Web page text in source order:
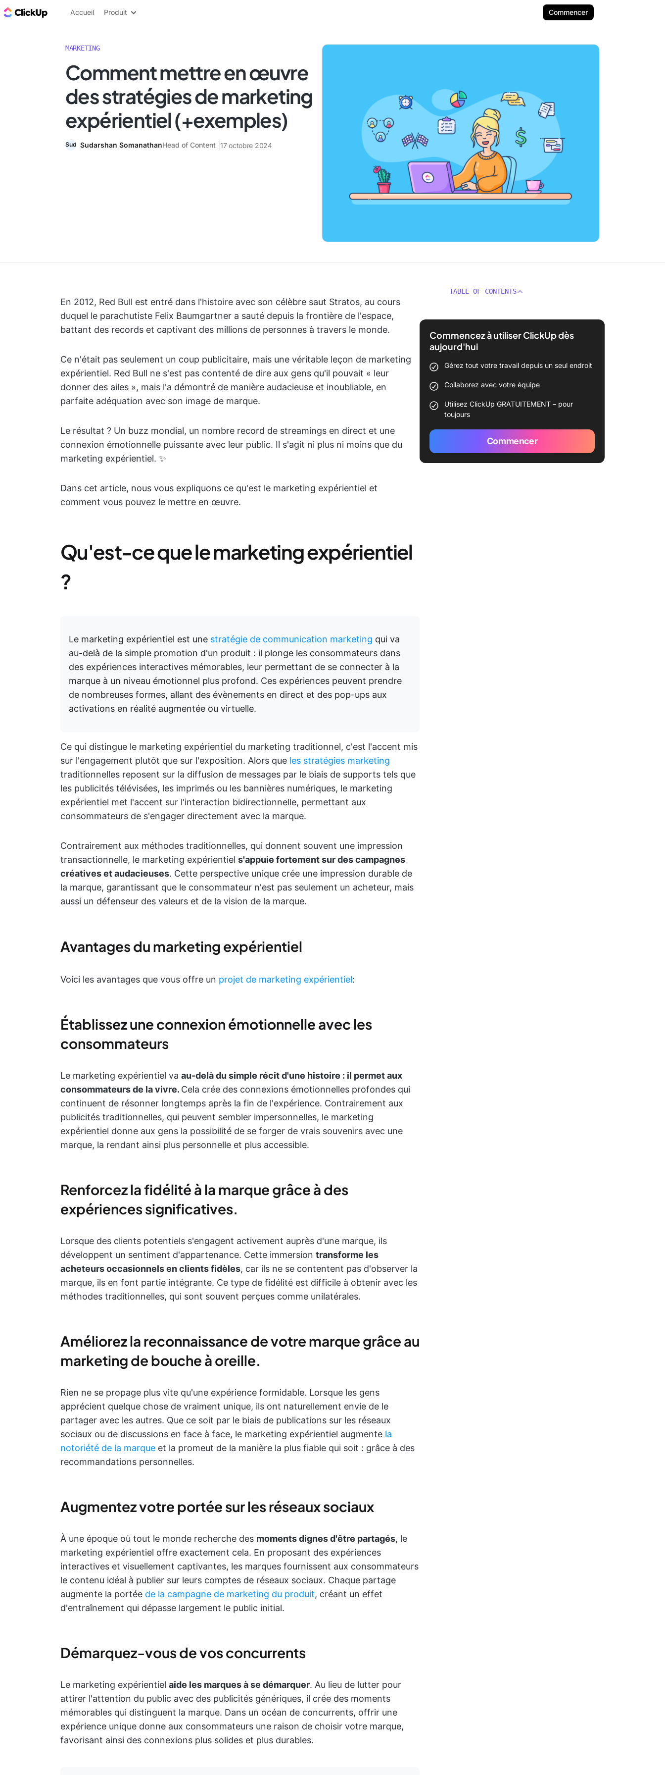
ClickUp Blog
Accueil Produit Commencer
MARKETING
Comment mettre en œuvre
des stratégies de marketing
expérientiel (+exemples)
Sudarshan SomanathanHead of Content 17 octobre 2024
En 2012, Red Bull est entré dans l'histoire avec son célèbre saut Stratos, au cours
duquel le parachutiste Felix Baumgartner a sauté depuis la frontière de l'espace,
battant des records et captivant des millions de personnes à travers le monde.
Ce n'était pas seulement un coup publicitaire, mais une véritable leçon de marketing
expérientiel. Red Bull ne s'est pas contenté de dire aux gens qu'il pouvait « leur
donner des ailes », mais l'a démontré de manière audacieuse et inoubliable, en
parfaite adéquation avec son image de marque.
Le résultat ? Un buzz mondial, un nombre record de streamings en direct et une
connexion émotionnelle puissante avec leur public. Il s'agit ni plus ni moins que du
marketing expérientiel. ✨
Dans cet article, nous vous expliquons ce qu'est le marketing expérientiel et
comment vous pouvez le mettre en œuvre.
Qu'est-ce que le marketing expérientiel
?
Le marketing expérientiel est une stratégie de communication marketing qui va
au-delà de la simple promotion d'un produit : il plonge les consommateurs dans
des expériences interactives mémorables, leur permettant de se connecter à la
marque à un niveau émotionnel plus profond. Ces expériences peuvent prendre
de nombreuses formes, allant des évènements en direct et des pop-ups aux
activations en réalité augmentée ou virtuelle.
Ce qui distingue le marketing expérientiel du marketing traditionnel, c'est l'accent mis
sur l'engagement plutôt que sur l'exposition. Alors que les stratégies marketing
traditionnelles reposent sur la diffusion de messages par le biais de supports tels que
les publicités télévisées, les imprimés ou les bannières numériques, le marketing
expérientiel met l'accent sur l'interaction bidirectionnelle, permettant aux
consommateurs de s'engager directement avec la marque.
Contrairement aux méthodes traditionnelles, qui donnent souvent une impression
transactionnelle, le marketing expérientiel s'appuie fortement sur des campagnes
créatives et audacieuses. Cette perspective unique crée une impression durable de
la marque, garantissant que le consommateur n'est pas seulement un acheteur, mais
aussi un défenseur des valeurs et de la vision de la marque.
Avantages du marketing expérientiel
Voici les avantages que vous offre un projet de marketing expérientiel:
Établissez une connexion émotionnelle avec les
consommateurs
Le marketing expérientiel va au-delà du simple récit d'une histoire : il permet aux
consommateurs de la vivre. Cela crée des connexions émotionnelles profondes qui
continuent de résonner longtemps après la fin de l'expérience. Contrairement aux
publicités traditionnelles, qui peuvent sembler impersonnelles, le marketing
expérientiel donne aux gens la possibilité de se forger de vrais souvenirs avec une
marque, la rendant ainsi plus personnelle et plus accessible.
Renforcez la fidélité à la marque grâce à des
expériences significatives.
Lorsque des clients potentiels s'engagent activement auprès d'une marque, ils
développent un sentiment d'appartenance. Cette immersion transforme les
acheteurs occasionnels en clients fidèles, car ils ne se contentent pas d'observer la
marque, ils en font partie intégrante. Ce type de fidélité est difficile à obtenir avec les
méthodes traditionnelles, qui sont souvent perçues comme unilatérales.
Améliorez la reconnaissance de votre marque grâce au
marketing de bouche à oreille.
Rien ne se propage plus vite qu'une expérience formidable. Lorsque les gens
apprécient quelque chose de vraiment unique, ils ont naturellement envie de le
partager avec les autres. Que ce soit par le biais de publications sur les réseaux
sociaux ou de discussions en face à face, le marketing expérientiel augmente la
notoriété de la marque et la promeut de la manière la plus fiable qui soit : grâce à des
recommandations personnelles.
Augmentez votre portée sur les réseaux sociaux
À une époque où tout le monde recherche des moments dignes d'être partagés, le
marketing expérientiel offre exactement cela. En proposant des expériences
interactives et visuellement captivantes, les marques fournissent aux consommateurs
le contenu idéal à publier sur leurs comptes de réseaux sociaux. Chaque partage
augmente la portée de la campagne de marketing du produit, créant un effet
d'entraînement qui dépasse largement le public initial.
Démarquez-vous de vos concurrents
Le marketing expérientiel aide les marques à se démarquer. Au lieu de lutter pour
attirer l'attention du public avec des publicités génériques, il crée des moments
mémorables qui distinguent la marque. Dans un océan de concurrents, offrir une
expérience unique donne aux consommateurs une raison de choisir votre marque,
favorisant ainsi des connexions plus solides et plus durables.
TABLE OF CONTENTS
Commencez à utiliser ClickUp dès
aujourd'hui
Gérez tout votre travail depuis un seul endroit
Collaborez avec votre équipe
Utilisez ClickUp GRATUITEMENT – pour
toujours
Commencer